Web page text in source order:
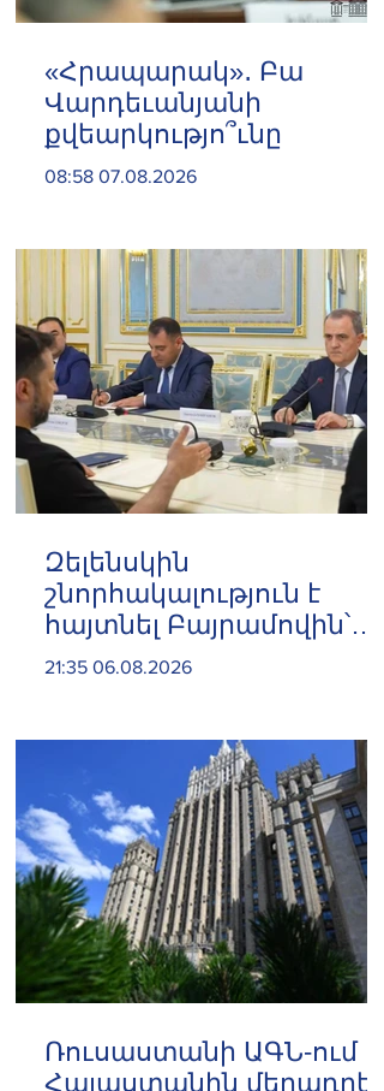
«Հրապարակ»․ Բա
Վարդեւանյանի
քվեարկությո՞ւնը
08:58 07.08.2026
Զելենսկին
շնորհակալություն է
հայտնել Բայրամովին՝
Ադրբեջանի էներգետիկ
նաև կառուցողական
երկխոսության համար
21:35 06.08.2026
Ռուսաստանի ԱԳՆ-ում
Հայաստանին մեղադրել